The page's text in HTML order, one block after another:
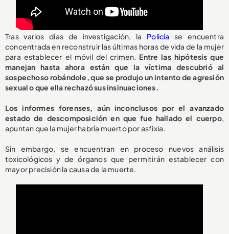
Tras varios días de investigación, la Policía se encuentra
concentrada en reconstruir las últimas horas de vida de la mujer
para establecer el móvil del crimen. Entre las hipótesis que
manejan hasta ahora están que la víctima descubrió al
sospechoso robándole, que se produjo un intento de agresión
sexual o que ella rechazó sus insinuaciones.
Los informes forenses, aún inconclusos por el avanzado
estado de descomposición en que fue hallado el cuerpo,
apuntan que la mujer habría muerto por asfixia.
Sin embargo, se encuentran en proceso nuevos análisis
toxicológicos y de órganos que permitirán establecer con
mayor precisión la causa de la muerte.